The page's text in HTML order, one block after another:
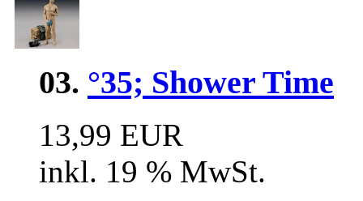
03. °35; Shower Time
13,99 EUR
inkl. 19 % MwSt.